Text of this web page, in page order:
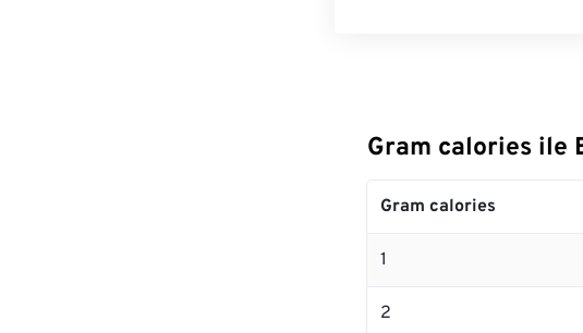
Gram calories ile
Gram calories
1
2